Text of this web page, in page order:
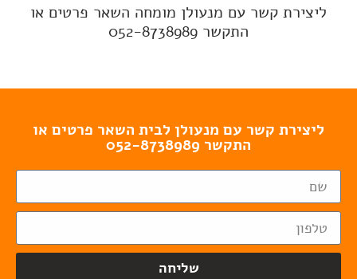
ליצירת קשר עם מנעולן מומחה השאר פרטים או
התקשר 052-8738989
ליצירת קשר עם מנעולן לבית השאר פרטים או
התקשר 052-8738989
שליחה